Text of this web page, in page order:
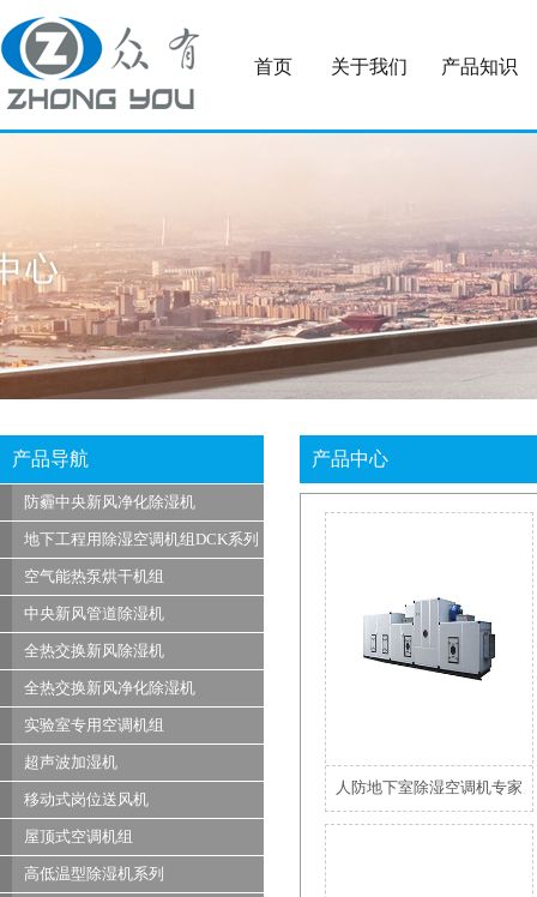
首页 关于我们 产品知识
产品导航
防霾中央新风净化除湿机
地下工程用除湿空调机组DCK系列
空气能热泵烘干机组
中央新风管道除湿机
全热交换新风除湿机
全热交换新风净化除湿机
实验室专用空调机组
超声波加湿机
移动式岗位送风机
屋顶式空调机组
高低温型除湿机系列
产品中心
人防地下室除湿空调机专家